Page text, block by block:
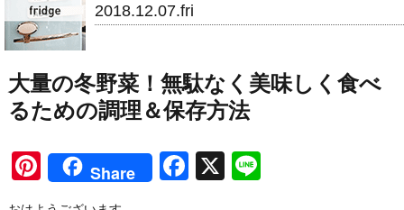
2018.12.07.fri
大量の冬野菜！無駄なく美味しく食べ
るための調理＆保存方法
Pinterest
Share Facebook
X